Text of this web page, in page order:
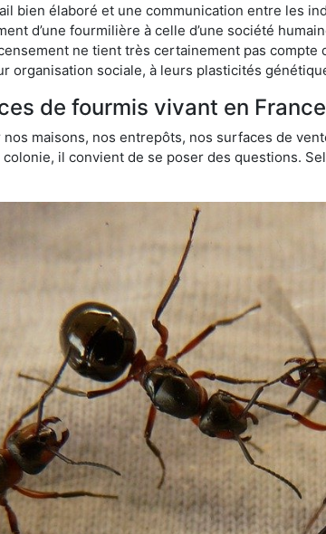
bien élaboré et une communication entre les
d’une fourmilière à celle d’une société
ne tient très certainement pas
organisation sociale, à leurs plasticités
de fourmis vivant en France
maisons, nos entrepôts, nos surfaces de
colonie, il convient de se poser des questions.